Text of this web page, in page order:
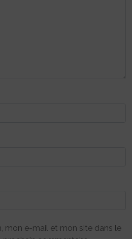
mon e-mail et mon site dans le